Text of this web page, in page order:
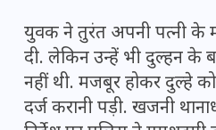
युवक ने तुरंत अपनी पत्नी के
दी. लेकिन उन्हें भी दुल्हन के
नहीं थी. मजबूर होकर दुल्हे
दर्ज करानी पड़ी. खजनी